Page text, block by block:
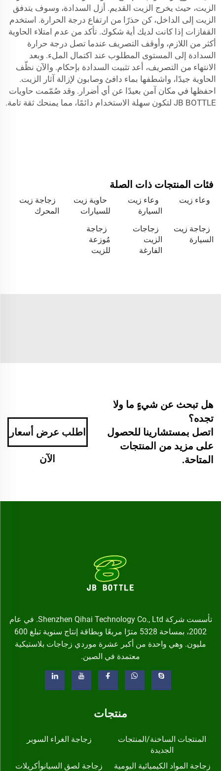
الزيت، حيث يخرج الزيت القديم. أزل السدادة، وسوف يتدفق
الزيت إلى الداخل، كن حذرًا من ارتفاع درجة الحرارة. استخدم
القفازات إذا كانت لديك أية شكوك. تأكد من عدم امتلاء الحاوية
أكثر من اللازم، وأوقف التصريف عندما تصل درجة حرارة
السدادة إلى المستوى المطلوب عند اكتمال الملء. وبعد
الانتهاء من التصريف، أعد تثبيت السدادة بإحكام. والآن نظّف
الحاوية جيدًا، واشطفها بماء دافئ وصابون لإزالة آثار الزيت.
احفظها في مكان آمن بعيدًا عن أي أضرار. وقد صُمّمت حاويات
JB BOTTLE لتكون سهلة الاستخدام دائمًا، مما يمنحك ثقة تامة.
فئات المنتجات ذات الصلة
وعاء زيت
وعاء زيت
السيارة
حاوية زيت
للسيارات
زجاجة زيت
المحرك
زجاجة زيت
السيارة
زجاجات
الزيت
الفارغة
زجاجة
مُوزعة
للزيت
هل تبحث عن شيءٍ ما ولا
تجده؟
اتصل بمستشارينا للحصول
على مزيد من المنتجات
المتاحة.
اطلب عرض أسعار
الآن
تأسست شركة Shenzhen Qihai Technology Co., Ltd. في عام
2002، بمساحة 5328 مترًا مربعًا وبطاقة إنتاج سنوية تبلغ 600
مليون. وهي واحدة من أكبر عشرة موردي زجاجات بلاستيكية
معتمدة في الصين.
منتجات
المنتجات الساخنة/المنتجات
الجديدة
زجاجة الغراء السوبر
زجاجة المواد الكيميائية اليومية
زجاجة لصق السيانوأكريلات